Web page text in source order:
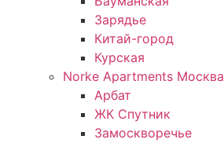
Зарядье
Китай-город
Курская
Norke Apartments Москва
Арбат
ЖК Спутник
Замоскворечье